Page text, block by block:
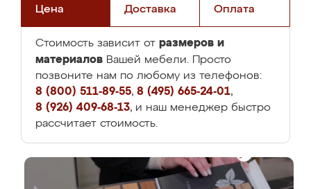
Цена Доставка Оплата
Стоимость зависит от размеров и
материалов Вашей мебели. Просто
позвоните нам по любому из телефонов:
8 (800) 511-89-55, 8 (495) 665-24-01,
8 (926) 409-68-13, и наш менеджер быстро
рассчитает стоимость.